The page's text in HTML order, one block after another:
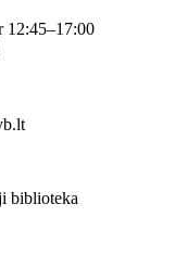
12:45–17:00
biblioteka